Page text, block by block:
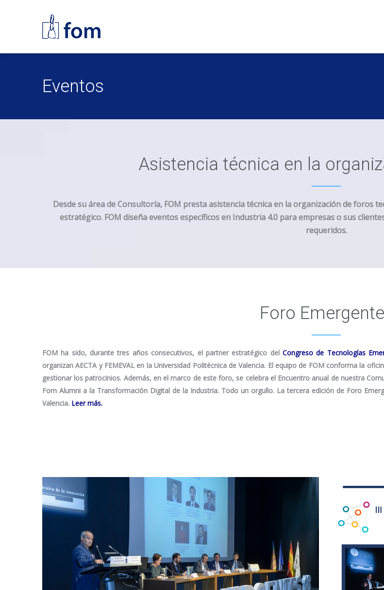
Eventos
Asistencia técnica en la
Desde su área de Consultoría, FOM presta asistencia técnica en la organización de foros
estratégico. FOM diseñaeventos específicos en Industria 4.0 para empresas o sus
requeridos.
Foro
FOM ha sido, durante tres años consecutivos, el partnerestratégico delCongreso de Tecnologías
organizan AECTA y FEMEVAL en la Universidad Politécnica de Valencia. El equipo de FOM conforma la
gestionar los patrocinios. Además, en el marco de este foro, se celebra el Encuentro anual de nuestra
Fom Alumni a la Transformación Digital de la Industria. Todo un orgullo. La tercera edición de Foro
Valencia. Leer más.